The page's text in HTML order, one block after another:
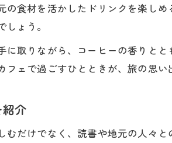
愛媛の上島町には心潤う
愛媛らしさ溢れるカ
島カフェで感じる心
カフェで楽しむ瀬戸内離
の食材を活かしたドリンクを楽し
ょう。
取りながら、コーヒーの香りと
ェで過ごすひとときが、旅の思い
介
むだけでなく、読書や地元の人々